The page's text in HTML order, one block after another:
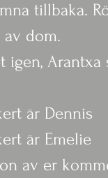
tillbaka.
dom.
igen,
är Dennis
är Emelie
av er